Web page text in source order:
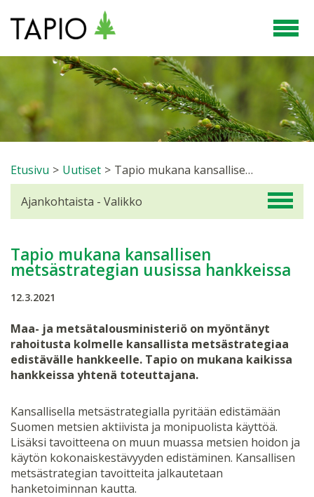
Etusivu > Uutiset > Tapio mukana kansallisen metsästrategian uusissa hankkeissa
Tapio mukana kansallisen
metsästrategian uusissa hankkeissa
12.3.2021
Maa- ja metsätalousministeriö on myöntänyt
rahoitusta kolmelle kansallista metsästrategiaa
edistävälle hankkeelle. Tapio on mukana kaikissa
hankkeissa yhtenä toteuttajana.
Kansallisella metsästrategialla pyritään edistämään
Suomen metsien aktiivista ja monipuolista käyttöä.
Lisäksi tavoitteena on muun muassa metsien hoidon ja
käytön kokonaiskestävyyden edistäminen. Kansallisen
metsästrategian tavoitteita jalkautetaan
hanketoiminnan kautta.
Ajankohtaista - Valikko